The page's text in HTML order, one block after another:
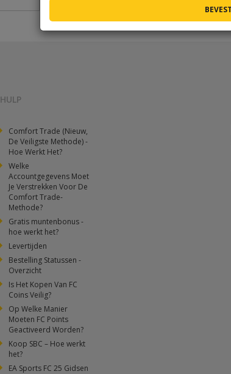
HULP
Comfort Trade (Nieuw,
De Veiligste Methode) -
Hoe Werkt Het?
Welke
Accountgegevens Moet
Je Verstrekken Voor De
Comfort Trade-
Methode?
Gratis muntenbonus -
hoe werkt het?
Levertijden
Bestelling Statussen -
Overzicht
Is Het Kopen Van FC
Coins Veilig?
Op Welke Manier
Moeten FC Points
Geactiveerd Worden?
Koop SBC – Hoe werkt
het?
EA Sports FC 25 Gidsen